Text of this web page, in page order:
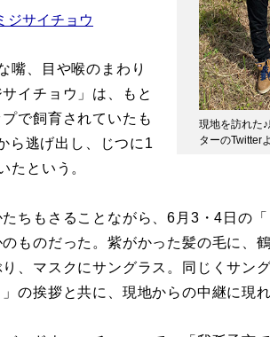
現地を訪れた
ターのTwitter
ジサイチョウ
嘴、目や喉のまわり
イチョウ」は、もと
で飼育されていたも
ら逃げ出し、じつに1
たという。
ちもさることながら、6月3・4日の
ものだった。紫がかった髪の毛に、
、マスクにサングラス。同じくサン
の挨拶と共に、現地からの中継に現れ